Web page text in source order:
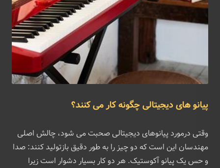
پیانو های دیجیتالی چگونه کار می کنند؟
وقتی درمورد پیانوهای دیجیتالی صحبت می شود، چالش اصلی
مهندسان این است که دو چیز را به طور دقیق بازتولید کنند: صدا
و حس یک پیانو آکوستیک. هر دو کار بسیار دشوار است زیرا